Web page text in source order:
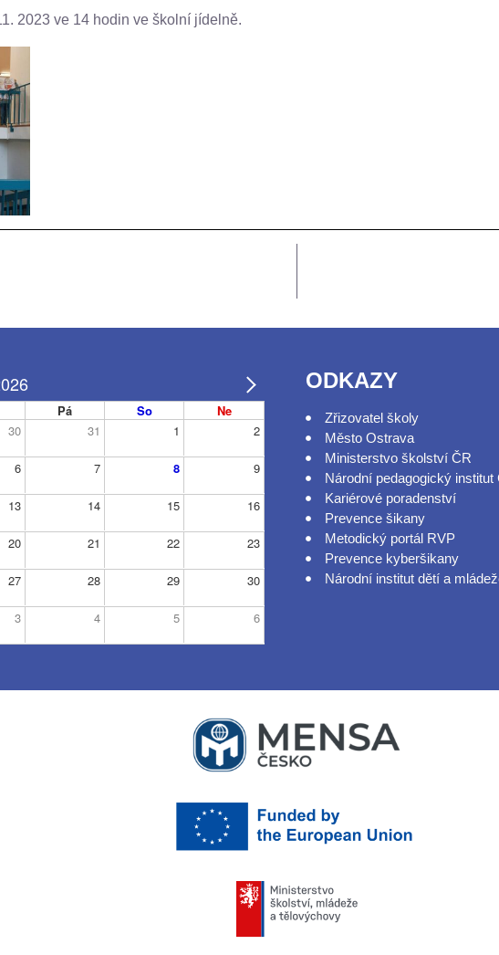
2023 ve 14 hodin ve školní jídelně.
Pá So
Ne
30 31 1 2
6 7 8 9
13 14 15 16
20 21 22 23
27 28 29 30
3 4 5 6
ODKAZY
Zřizovatel školy
Město Ostrava
Ministerstvo školství ČR
Národní pedagogický institut
Kariérové poradenství
Prevence šikany
Metodický portál RVP
Prevence kyberšikany
Národní institut dětí a